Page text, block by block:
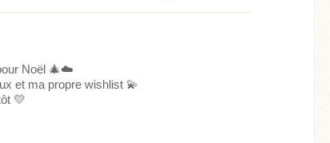
Noël 🎄☁️
et ma propre wishlist 💫
💛